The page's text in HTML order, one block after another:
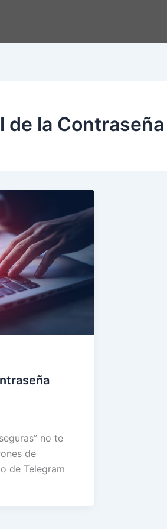
de la Contraseña
no te
de
de Telegram